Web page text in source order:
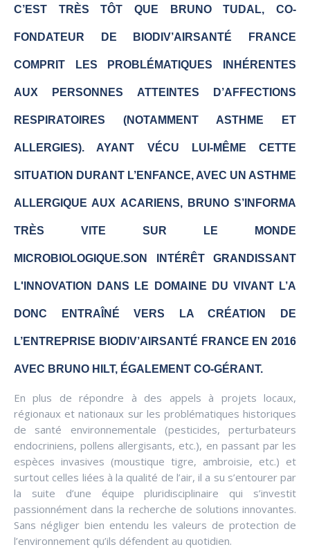
C’EST TRÈS TÔT QUE BRUNO TUDAL, CO-
FONDATEUR DE BIODIV’AIRSANTÉ FRANCE
COMPRIT LES PROBLÉMATIQUES INHÉRENTES
AUX PERSONNES ATTEINTES D’AFFECTIONS
RESPIRATOIRES (NOTAMMENT ASTHME ET
ALLERGIES). AYANT VÉCU LUI-MÊME CETTE
SITUATION DURANT L’ENFANCE, AVEC UN ASTHME
ALLERGIQUE AUX ACARIENS, BRUNO S’INFORMA
TRÈS VITE SUR LE MONDE
MICROBIOLOGIQUE.SON INTÉRÊT GRANDISSANT
L'INNOVATION DANS LE DOMAINE DU VIVANT L’A
DONC ENTRAÎNÉ VERS LA CRÉATION DE
L’ENTREPRISE BIODIV’AIRSANTÉ FRANCE EN 2016
AVEC BRUNO HILT, ÉGALEMENT CO-GÉRANT.
En plus de répondre à des appels à projets locaux,
régionaux et nationaux sur les problématiques historiques
de santé environnementale (pesticides, perturbateurs
endocriniens, pollens allergisants, etc.), en passant par les
espèces invasives (moustique tigre, ambroisie, etc.) et
surtout celles liées à la qualité de l’air, il a su s’entourer par
la suite d’une équipe pluridisciplinaire qui s’investit
passionnément dans la recherche de solutions innovantes.
Sans négliger bien entendu les valeurs de protection de
l’environnement qu’ils défendent au quotidien.